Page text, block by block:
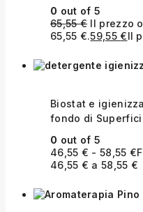
0 out of 5
65,55€ Il prezzo
65,55 €.59,55 €Il
Biostat e
fondo di Superfici
0 out of 5
46,55 € - 58,55 €
46,55 € a 58,55 €